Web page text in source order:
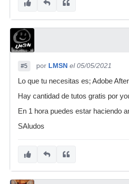
#5 por LMSN el 05/05/2021
Lo que tu necesitas es; Adobe
Hay cantidad de tutos gratis por
En 1 hora puedes estar haciendo
SAludos